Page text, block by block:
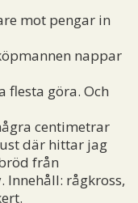
mot pengar in
nappar
flesta göra. Och
centimetrar
där hittar jag
från
Innehåll: rågkross,